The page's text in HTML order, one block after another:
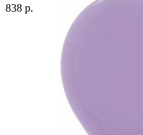
838 р.